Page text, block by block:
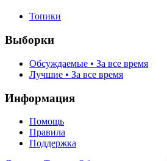
Топики
Выборки
Обсуждаемые • За все время
Лучшие • За все время
Информация
Помощь
Правила
Поддержка